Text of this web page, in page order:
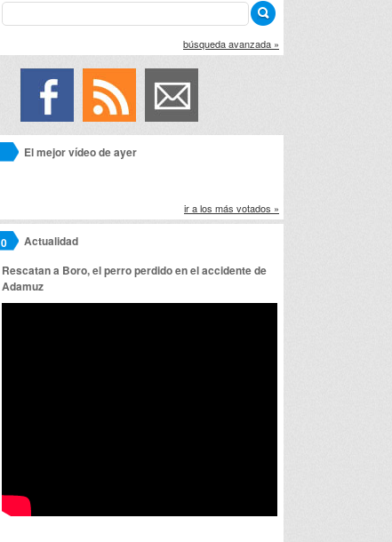
búsqueda avanzada »
El mejor vídeo de ayer
ir a los más votados »
Actualidad
0
Rescatan a Boro, el perro perdido en el accidente de
Adamuz